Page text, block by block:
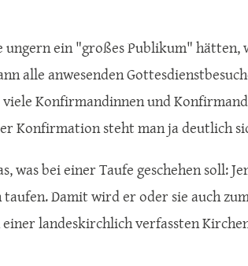
ungern ein "großes Publikum" hätten,
alle anwesenden
Konfirmandinnen und
Konfirmation steht man ja deutlich
was bei einer Taufe geschehen soll:
taufen. Damit wird er oder sie auch
einer landeskirchlich verfassten